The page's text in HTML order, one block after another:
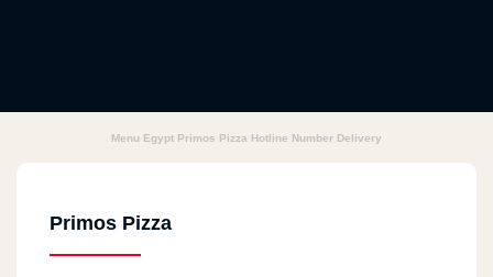
Menu Egypt Primos Pizza Hotline Number Delivery
Primos Pizza